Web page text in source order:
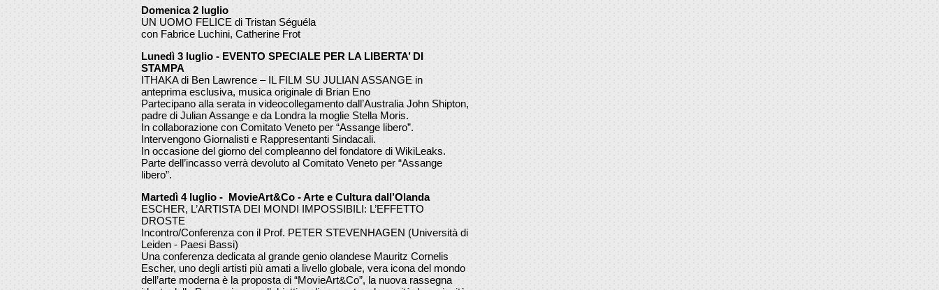
Domenica 2 luglio
UN UOMO FELICE di Tristan Séguéla
con Fabrice Luchini, Catherine Frot
Lunedì 3 luglio - EVENTO SPECIALE PER LA LIBERTA’ DI
STAMPA
ITHAKA di Ben Lawrence – IL FILM SU JULIAN ASSANGE in
anteprima esclusiva, musica originale di Brian Eno
Partecipano alla serata in videocollegamento dall’Australia John Shipton,
padre di Julian Assange e da Londra la moglie Stella Moris.
In collaborazione con Comitato Veneto per “Assange libero”.
Intervengono Giornalisti e Rappresentanti Sindacali.
In occasione del giorno del compleanno del fondatore di WikiLeaks.
Parte dell’incasso verrà devoluto al Comitato Veneto per “Assange
libero”.
Martedì 4 luglio - MovieArt&Co - Arte e Cultura dall’Olanda
ESCHER, L’ARTISTA DEI MONDI IMPOSSIBILI: L’EFFETTO
DROSTE
Incontro/Conferenza con il Prof. PETER STEVENHAGEN (Università di
Leiden - Paesi Bassi)
Una conferenza dedicata al grande genio olandese Mauritz Cornelis
Escher, uno degli artisti più amati a livello globale, vera icona del mondo
dell’arte moderna è la proposta di “MovieArt&Co”, la nuova rassegna